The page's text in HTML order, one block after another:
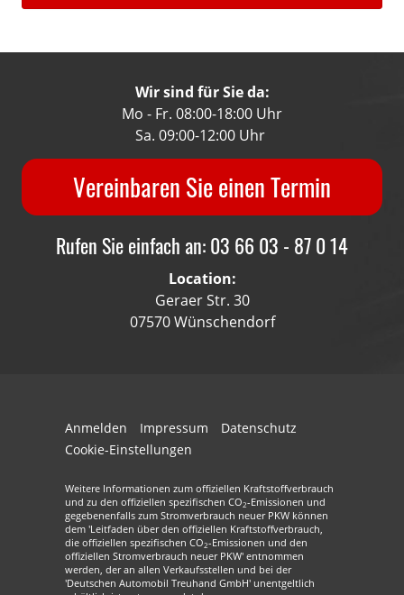
Wir sind für Sie da:
Mo - Fr. 08:00-18:00 Uhr
Sa. 09:00-12:00 Uhr
Vereinbaren Sie einen Termin
Rufen Sie einfach an: 03 66 03 - 87 0 14
Location:
Geraer Str. 30
07570 Wünschendorf
Anmelden Impressum
Datenschutz
Cookie-Einstellungen
Weitere Informationen zum offiziellen Kraftstoffverbrauch
und zu den offiziellen spezifischen CO2-Emissionen und
gegebenenfalls zum Stromverbrauch neuer PKW können
dem 'Leitfaden über den offiziellen Kraftstoffverbrauch,
die offiziellen spezifischen CO2-Emissionen und den
offiziellen Stromverbrauch neuer PKW' entnommen
werden, der an allen Verkaufsstellen und bei der
'Deutschen Automobil Treuhand GmbH' unentgeltlich